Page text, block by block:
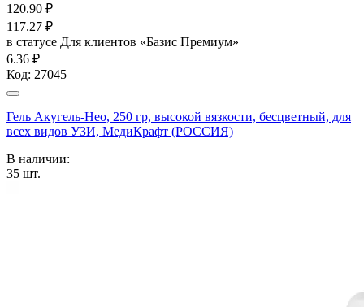
120.90 ₽
117.27 ₽
в статусе Для клиентов «Базис Премиум»
6.36 ₽
Код: 27045
Гель Акугель-Нео, 250 гр, высокой вязкости, бесцветный, для
всех видов УЗИ, МедиКрафт (РОССИЯ)
В наличии:
35 шт.